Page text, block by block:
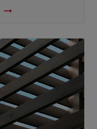
arrow_right_alt